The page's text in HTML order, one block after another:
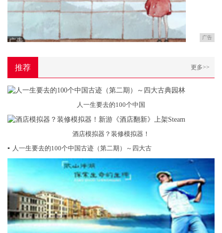
广告
推荐 更多>>
人一生要去的100个中国
酒店模拟器？装修模拟器！
▪ 人一生要去的100个中国古迹（第二期）～四大古